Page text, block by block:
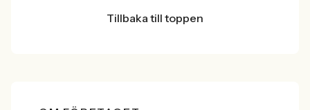
Tillbaka till toppen